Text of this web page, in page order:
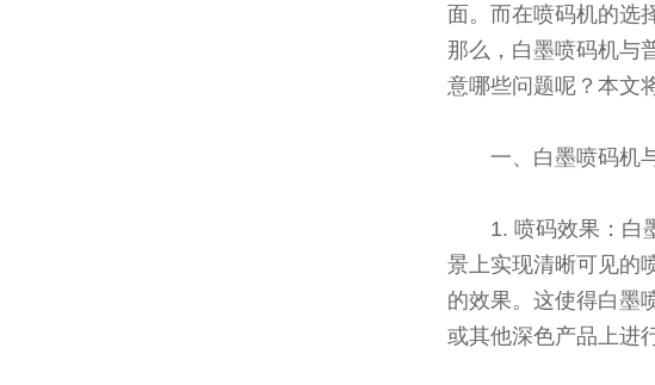
面。而在喷码机的选
那么，白墨喷码机与
意哪些问题呢？本文
一、白墨喷码机
1. 喷码效果：白
景上实现清晰可见的
的效果。这使得白墨
或其他深色产品上进